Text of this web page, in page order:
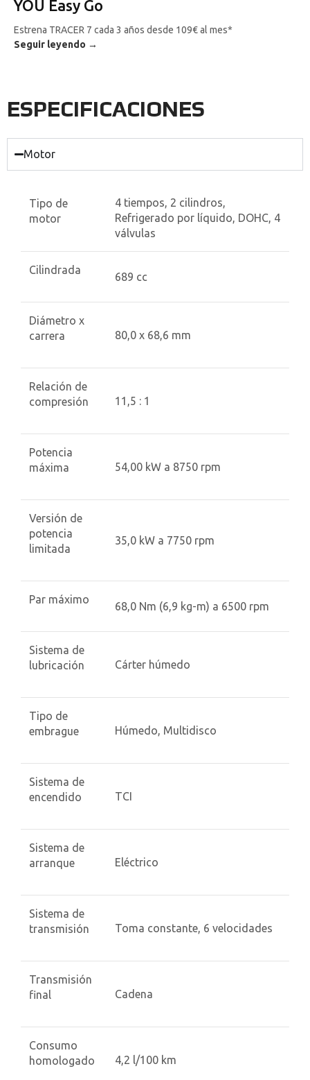
YOU Easy Go
Estrena TRACER 7 cada 3 años desde 109€ al mes*
Seguir leyendo →
ESPECIFICACIONES
Motor
Tipo de
motor
4 tiempos, 2 cilindros,
Refrigerado por líquido, DOHC, 4
válvulas
Cilindrada
689 cc
Diámetro x
carrera
80,0 x 68,6 mm
Relación de
compresión
11,5 : 1
Potencia
máxima
54,00 kW a 8750 rpm
Versión de
potencia
limitada
35,0 kW a 7750 rpm
Par máximo
68,0 Nm (6,9 kg-m) a 6500 rpm
Sistema de
lubricación
Cárter húmedo
Tipo de
embrague
Húmedo, Multidisco
Sistema de
encendido
TCI
Sistema de
arranque
Eléctrico
Sistema de
transmisión
Toma constante, 6 velocidades
Transmisión
final
Cadena
Consumo
homologado
4,2 l/100 km